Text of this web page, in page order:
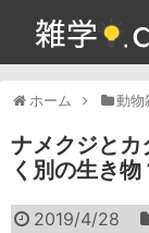
ホーム 動物
ナメクジとカ
く別の生き物
2019/4/28
365日雑学カレ
面白い雑学